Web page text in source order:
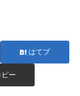
はてブ
ピー